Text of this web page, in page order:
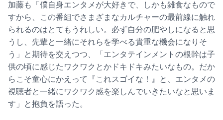
加藤も「僕自身エンタメが大好きで、しかも雑食なもので
すから、この番組でさまざまなカルチャーの最前線に触れ
られるのはとてもうれしい。必ず自分の肥やしになると思
うし、先輩と一緒にそれらを学べる貴重な機会になりそ
う」と期待を交えつつ、「エンタテインメントの根幹は子
供の頃に感じたワクワクとかドキドキみたいなもの。だか
らこそ童心にかえって『これスゴイな！』と、エンタメの
視聴者と一緒にワクワク感を楽しんでいきたいなと思いま
す」と抱負を語った。